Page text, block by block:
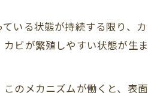
いる状態が持続する限り、
ビが繁殖しやすい状態が生
のメカニズムが働くと、表